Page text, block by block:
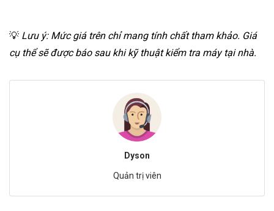
💡 Lưu ý: Mức giá trên chỉ mang tính chất tham khảo. Giá
cụ thể sẽ được báo sau khi kỹ thuật kiểm tra máy tại nhà.
Dyson
Quản trị viên